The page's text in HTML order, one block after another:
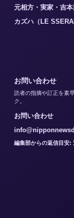
元相方・実家・吉
カズハ（LE
お問い合わせ
読者の指摘や訂正を素
ク。
お問い合わせ
編集部からの返信目安: